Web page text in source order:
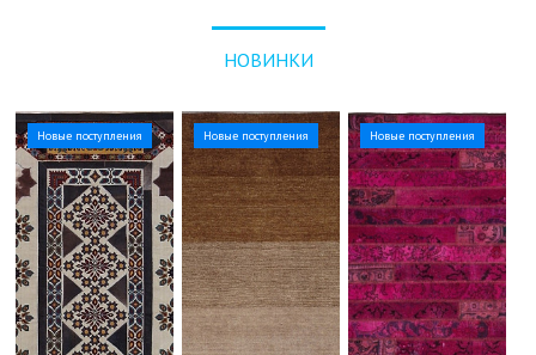
НОВИНКИ
Новые поступления Новые поступления Новые поступления